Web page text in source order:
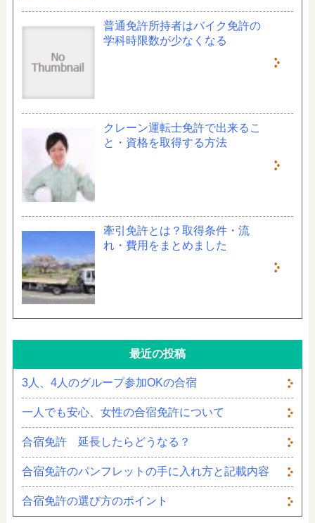
普通免許所持者はバイク免許の
学科時限数が少なくなる
クレーン運転士免許で出来るこ
と・資格を取得する方法
牽引免許とは？取得条件・流
れ・費用をまとめました
最近の投稿
3人、4人のグループ参加OKの合宿
一人でも安心、女性の合宿免許について
合宿免許 延長したらどうなる？
合宿免許のパンフレットの手に入れ方と記載内容
合宿免許の選び方のポイント